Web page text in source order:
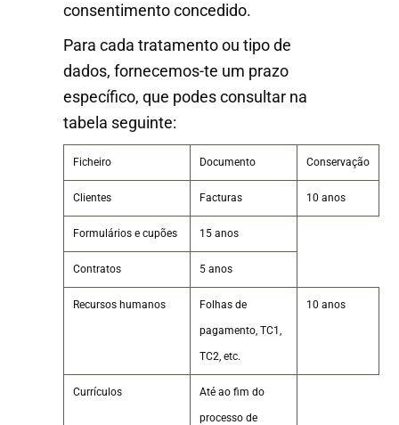
consentimento concedido.
Para cada tratamento ou tipo de
dados, fornecemos-te um prazo
específico, que podes consultar na
tabela seguinte:
Ficheiro Documento Conservação
Clientes Facturas 10 anos
Formulários e cupões 15 anos
Contratos 5 anos
Recursos humanos Folhas de
pagamento, TC1,
TC2, etc.
10 anos
Currículos Até ao fim do
processo de